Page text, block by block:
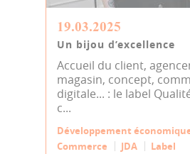
19.03.2025
Un bijou d’excellence
Accueil du client,
magasin, concept,
digitale... : le label
c...
Développement
Commerce
JDA Label